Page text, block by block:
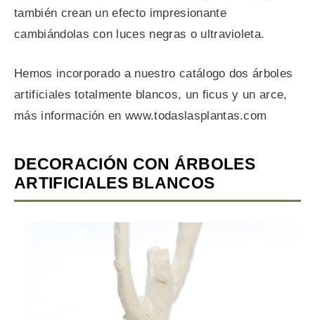
también crean un efecto impresionante
cambiándolas con luces negras o ultravioleta.
Hemos incorporado a nuestro catálogo dos árboles
artificiales totalmente blancos, un ficus y un arce,
más información en www.todaslasplantas.com
DECORACIÓN CON ÁRBOLES
ARTIFICIALES BLANCOS